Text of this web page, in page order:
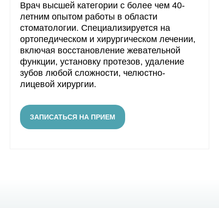
Врач высшей категории с более чем 40-
летним опытом работы в области
стоматологии. Специализируется на
ортопедическом и хирургическом лечении,
включая восстановление жевательной
функции, установку протезов, удаление
зубов любой сложности, челюстно-
лицевой хирургии.
ЗАПИСАТЬСЯ НА ПРИЕМ